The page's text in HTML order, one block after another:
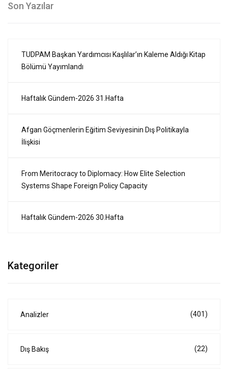
Son Yazılar
TUDPAM Başkan Yardımcısı Kaşlılar’ın Kaleme Aldığı Kitap
Bölümü Yayımlandı
Haftalık Gündem-2026 31.Hafta
Afgan Göçmenlerin Eğitim Seviyesinin Dış Politikayla
İlişkisi
From Meritocracy to Diplomacy: How Elite Selection
Systems Shape Foreign Policy Capacity
Haftalık Gündem-2026 30.Hafta
Kategoriler
Analizler (401)
Dış Bakış (22)